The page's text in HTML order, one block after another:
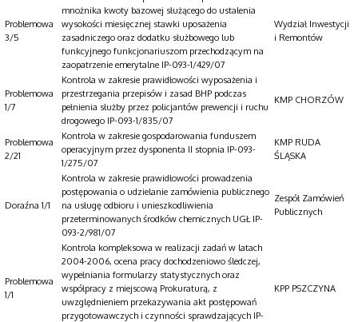
Problemowa
3/5
mnożnika kwoty bazowej służącego do ustalenia
wysokości miesięcznej stawki uposażenia
zasadniczego oraz dodatku służbowego lub
funkcyjnego funkcjonariuszom przechodzącym na
zaopatrzenie emerytalne IP-093-1/429/07
Wydział Inwestycji
i Remontów
Problemowa
1/7
Kontrola w zakresie prawidłowości wyposażenia i
przestrzegania przepisów i zasad BHP podczas
pełnienia służby przez policjantów prewencji i ruchu
drogowego IP-093-1/835/07
KMP CHORZÓW
Problemowa
2/21
Kontrola w zakresie gospodarowania funduszem
operacyjnym przez dysponenta II stopnia IP-093-
1/275/07
KMP RUDA
ŚLĄSKA
Doraźna 1/1
Kontrola w zakresie prawidłowości prowadzenia
postępowania o udzielanie zamówienia publicznego
na usługę odbioru i unieszkodliwienia
przeterminowanych środków chemicznych UGŁ IP-
093-2/981/07
Zespół Zamówień
Publicznych
Problemowa
1/1
Kontrola kompleksowa w realizacji zadań w latach
2004-2006, ocena pracy dochodzeniowo śledczej,
wypełniania formularzy statystycznych oraz
współpracy z miejscową Prokuraturą, z
uwzględnieniem przekazywania akt postępowań
przygotowawczych i czynności sprawdzających IP-
KPP PSZCZYNA